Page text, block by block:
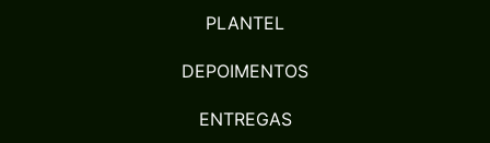
PLANTEL
DEPOIMENTOS
ENTREGAS